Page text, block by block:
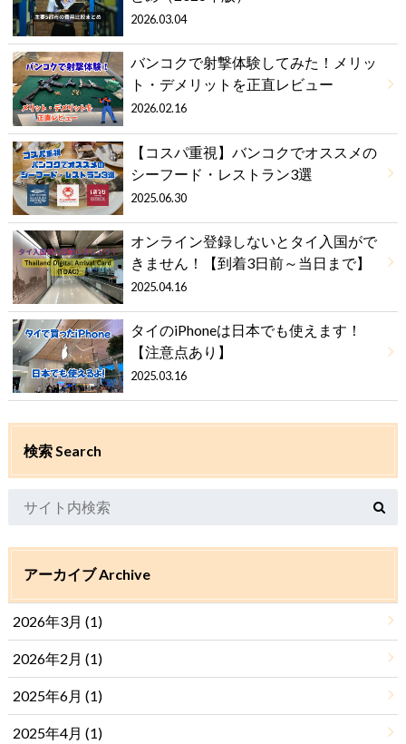
2026.03.04
バンコクで射撃体験してみた！メリッ
ト・デメリットを正直レビュー
2026.02.16
【コスパ重視】バンコクでオススメの
シーフード・レストラン3選
2025.06.30
オンライン登録しないとタイ入国がで
きません！【到着3日前～当日まで】
2025.04.16
タイのiPhoneは日本でも使えます！
【注意点あり】
2025.03.16
検索 Search
アーカイブ Archive
2026年3月 (1)
2026年2月 (1)
2025年6月 (1)
2025年4月 (1)